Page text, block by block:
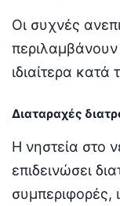
Οι συχνές
ιδιαίτερα κατά
Διαταραχές
Η νηστεία στο
επιδεινώσει
συμπεριφορές,